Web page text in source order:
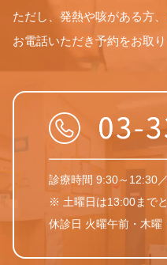
ただし、発熱や咳がある方
お電話いただき予約をお取り
診療時間 9:30～12:30
※ 土曜日は13:00までと
休診日 火曜午前・木曜